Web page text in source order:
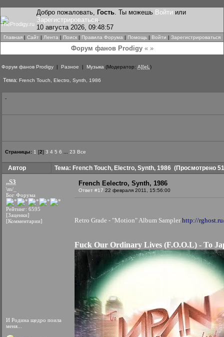
Добро пожаловать, Гость. Ты можешь Войти или
Зарегистрироваться.
10 августа 2026, 09:48:57
Главная | Сайт | Лента | Поиск | Правила Форума | Помощь | Войти | Зарегистрироваться
Форум фанов Prodigy« »
Форум фанов Prodigy | Разное | Музыка (Модератор: A][eL )
Тема: French Touch, Electro, Synth, 1986
-
Страницы: 1 [2] 3 4 5 6 23 Все
Автор Тема: French Touch, Electro, Synth, 1986 (Просмотрено
..S3
\m/_
Бог Форума
Рейтинг: 6595
[Заценки]
[Комментарии]
И Родина щедро поила
меня...
French Eelectro, Synth, 1986
Ответ #17 22 февраля 2011, 15:56:00
Retro Grade - "Motion" Album Sampler http://
Fuck Our Ordinary Lives (F.O.O.L) - To